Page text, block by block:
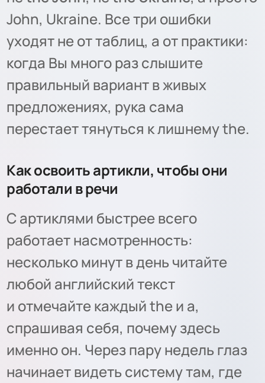
John, Ukraine. Все три ошибки
уходят не от таблиц, а от практики:
когда Вы много раз слышите
правильный вариант в живых
предложениях, рука сама
перестает тянуться к лишнему the.
Как освоить артикли, чтобы они
работали в речи
С артиклями быстрее всего
работает насмотренность:
несколько минут в день читайте
любой английский текст
и отмечайте каждый the и a,
спрашивая себя, почему здесь
именно он. Через пару недель глаз
начинает видеть систему там, где